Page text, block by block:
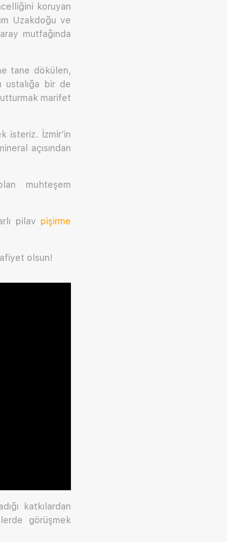
koruyan
Uzakdoğu ve
mutfağında
tane dökülen,
ustalığa bir de
marifet
isteriz. İzmir’in
açısından
muhteşem
pilav pişirme
olsun!
katkılardan
görüşmek